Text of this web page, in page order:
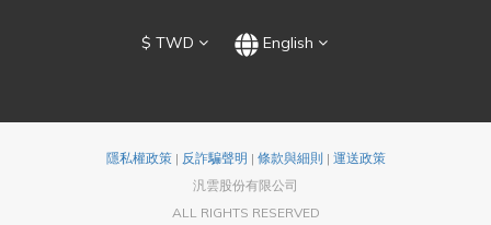
$ TWD English
隱私權政策| 反詐騙聲明 | 條款與細則 | 運送政策
汎雲股份有限公司
ALL RIGHTS RESERVED